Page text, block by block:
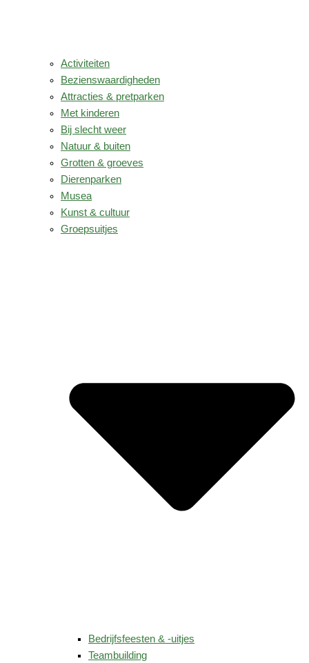
Activiteiten
Bezienswaardigheden
Attracties & pretparken
Met kinderen
Bij slecht weer
Natuur & buiten
Grotten & groeves
Dierenparken
Musea
Kunst & cultuur
Groepsuitjes
Bedrijfsfeesten & -uitjes
Teambuilding